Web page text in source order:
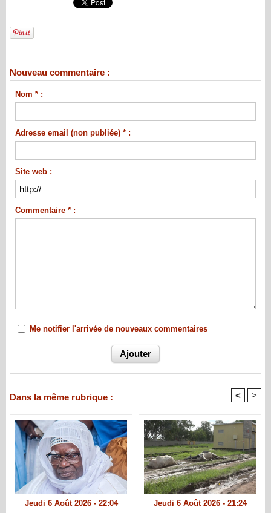
Nouveau commentaire :
Nom * :
Adresse email (non publiée) * :
Site web :
Commentaire * :
Me notifier l'arrivée de nouveaux commentaires
Dans la même rubrique : < >
Jeudi 6 Août 2026 - 22:04 Jeudi 6 Août 2026 - 21:24